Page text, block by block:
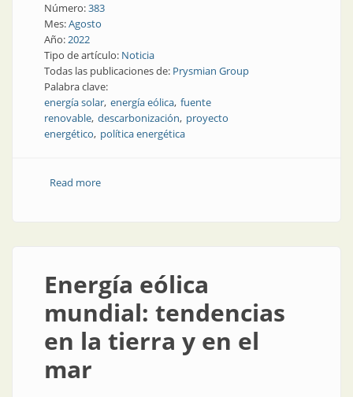
Número:383
Mes:Agosto
Año:2022
Tipo de artículo: Noticia
Todas las publicaciones de: Prysmian Group
Palabra clave:
energía solar energía eólica fuente
renovable descarbonización proyecto
energético política energética
Read moreabout Energía renovable: los diez países más
Energía eólica
mundial: tendencias
en la tierra y en el
mar